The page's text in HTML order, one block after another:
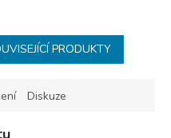
PRODUKTY
Diskuze